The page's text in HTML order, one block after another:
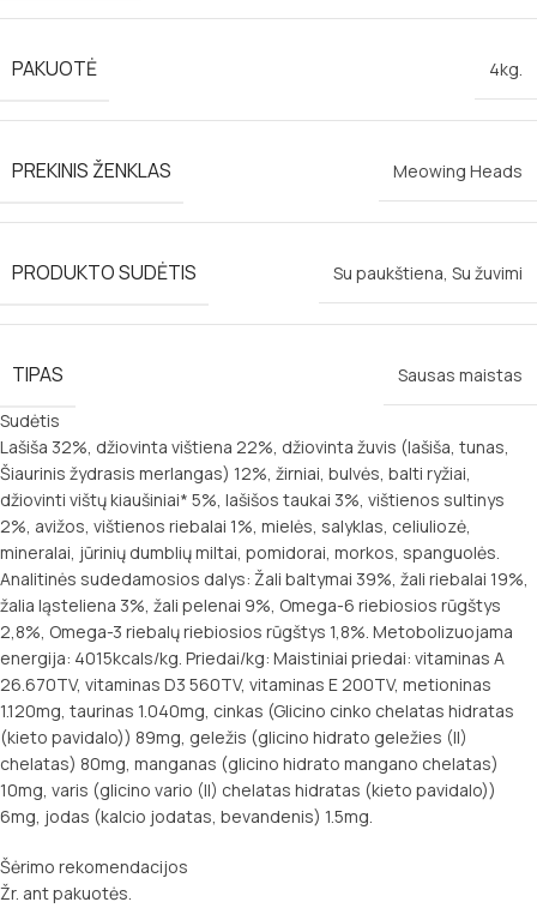
PAKUOTĖ 4kg.
PREKINIS ŽENKLAS Meowing Heads
PRODUKTO SUDĖTIS Su paukštiena, Su žuvimi
TIPAS
Sausas maistas
Sudėtis
Lašiša 32%, džiovinta vištiena 22%, džiovinta žuvis (lašiša, tunas,
Šiaurinis žydrasis merlangas) 12%, žirniai, bulvės, balti ryžiai,
džiovinti vištų kiaušiniai* 5%, lašišos taukai 3%, vištienos sultinys
2%, avižos, vištienos riebalai 1%, mielės, salyklas, celiuliozė,
mineralai, jūrinių dumblių miltai, pomidorai, morkos, spanguolės.
Analitinės sudedamosios dalys: Žali baltymai 39%, žali riebalai 19%,
žalia ląsteliena 3%, žali pelenai 9%, Omega-6 riebiosios rūgštys
2,8%, Omega-3 riebalų riebiosios rūgštys 1,8%. Metobolizuojama
energija: 4015kcals/kg. Priedai/kg: Maistiniai priedai: vitaminas A
26.670TV, vitaminas D3 560TV, vitaminas E 200TV, metioninas
1.120mg, taurinas 1.040mg, cinkas (Glicino cinko chelatas hidratas
(kieto pavidalo)) 89mg, geležis (glicino hidrato geležies (II)
chelatas) 80mg, manganas (glicino hidrato mangano chelatas)
10mg, varis (glicino vario (II) chelatas hidratas (kieto pavidalo))
6mg, jodas (kalcio jodatas, bevandenis) 1.5mg.
Šėrimo rekomendacijos
Žr. ant pakuotės.